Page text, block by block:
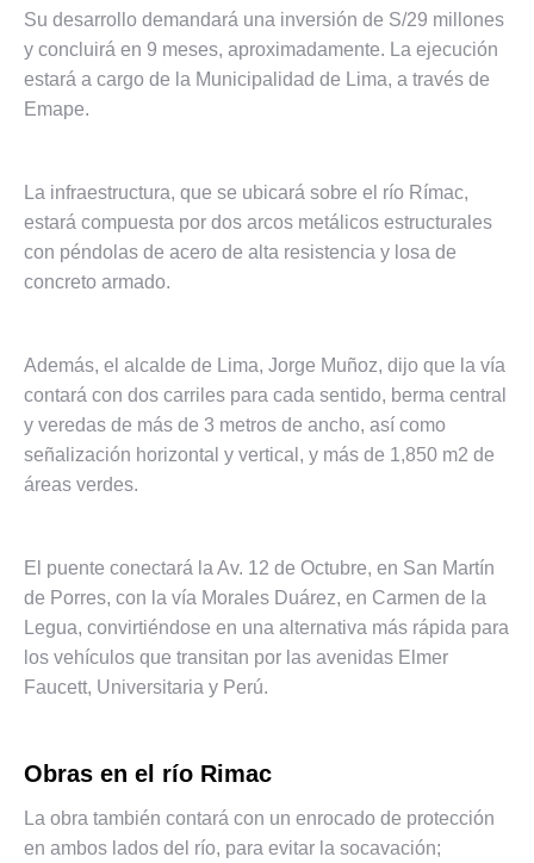
Su desarrollo demandará una inversión de S/29 millones
y concluirá en 9 meses, aproximadamente. La ejecución
estará a cargo de la Municipalidad de Lima, a través de
Emape.
La infraestructura, que se ubicará sobre el río Rímac,
estará compuesta por dos arcos metálicos estructurales
con péndolas de acero de alta resistencia y losa de
concreto armado.
Además, el alcalde de Lima, Jorge Muñoz, dijo que la vía
contará con dos carriles para cada sentido, berma central
y veredas de más de 3 metros de ancho, así como
señalización horizontal y vertical, y más de 1,850 m2 de
áreas verdes.
El puente conectará la Av. 12 de Octubre, en San Martín
de Porres, con la vía Morales Duárez, en Carmen de la
Legua, convirtiéndose en una alternativa más rápida para
los vehículos que transitan por las avenidas Elmer
Faucett, Universitaria y Perú.
Obras en el río Rimac
La obra también contará con un enrocado de protección
en ambos lados del río, para evitar la socavación;